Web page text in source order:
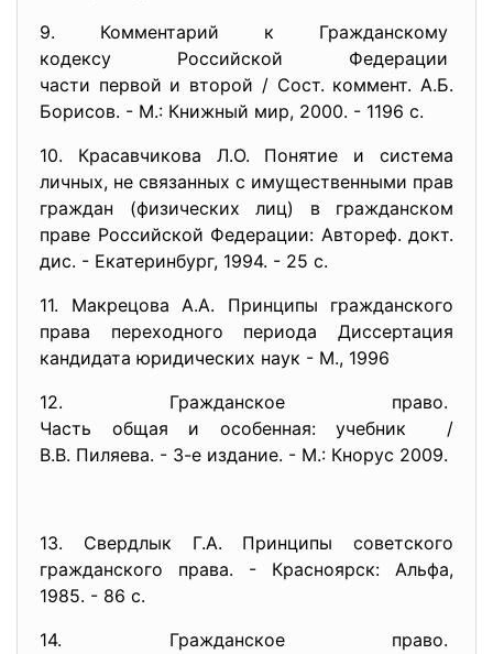
9. Комментарий к Гражданскому
кодексу Российской Федерации
части первой и второй / Сост. коммент. А.Б.
Борисов. - М.: Книжный мир, 2000. - 1196 с.
10. Красавчикова Л.О. Понятие и система
личных, не связанных с имущественными прав
граждан (физических лиц) в гражданском
праве Российской Федерации: Автореф. докт.
дис. - Екатеринбург, 1994. - 25 с.
11. Макрецова А.А. Принципы гражданского
права переходного периода Диссертация
кандидата юридических наук - М., 1996
12. Гражданское право.
Часть общая и особенная: учебник /
В.В. Пиляева. - 3-е издание. - М.: Кнорус 2009.
13. Свердлык Г.А. Принципы советского
гражданского права. - Красноярск: Альфа,
1985. - 86 с.
14. Гражданское право.